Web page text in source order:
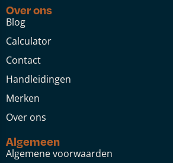
Over ons
Blog
Calculator
Contact
Handleidingen
Merken
Over ons
Algemeen
Algemene voorwaarden